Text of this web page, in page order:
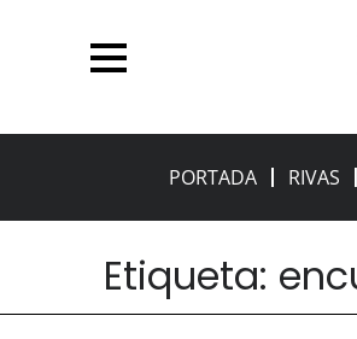
PORTADA RIVAS
Etiqueta: